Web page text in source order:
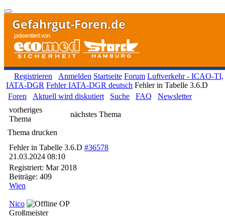
Gefahrgut-Foren.de
Registrieren Anmelden Startseite Forum Luftverkehr - ICAO-TI,
IATA-DGR Fehler IATA-DGR deutsch Fehler in Tabelle 3.6.D
Foren
Aktuell wird diskutiert Suche FAQ
Newsletter
vorheriges
Thema
nächstes Thema
Thema drucken
Fehler in Tabelle 3.6.D #36578
21.03.2024 08:10
Registriert: Mar 2018
Beiträge: 409
Wien
Nico
OP
Großmeister